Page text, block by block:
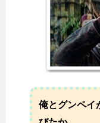
俺とグンペイ